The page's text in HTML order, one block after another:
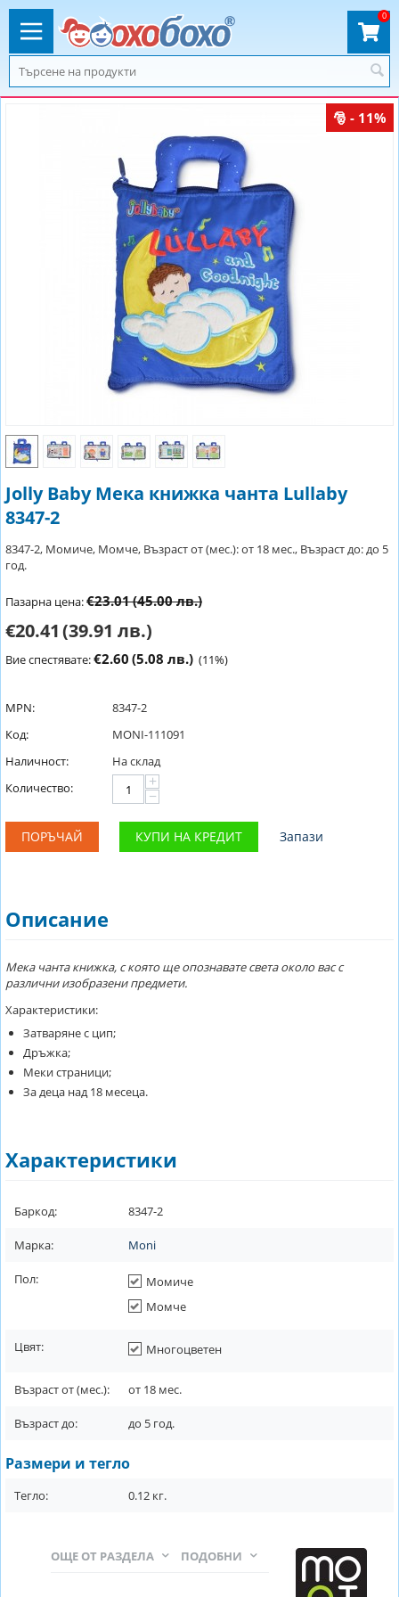
0
- 11%
Jolly Baby Мека книжка чанта Lullaby
8347-2
8347-2, Момиче, Момче, Възраст от (мес.): от 18 мес., Възраст до: до 5
год.
Пазарна цена:€23.01(45.00 лв.)
€20.41(39.91 лв.)
Вие спестявате:€2.60 (5.08 лв.) (11%)
MPN:
8347-2
Код:
MONI-111091
Наличност:
На склад
Количество:
+
−
ПОРЪЧАЙ КУПИ НА КРЕДИТ Запази
Описание
Мека чанта книжка, с която ще опознавате света около вас с
различни изобразени предмети.
Характеристики:
Затваряне с цип;
Дръжка;
Меки страници;
За деца над 18 месеца.
Характеристики
Баркод: 8347-2
Марка: Moni
Пол:
Момиче
Момче
Цвят: Многоцветен
Възраст от (мес.): от 18 мес.
Възраст до: до 5 год.
Размери и тегло
Тегло: 0.12 кг.
ПОДОБНИ
ОЩЕ ОТ РАЗДЕЛА